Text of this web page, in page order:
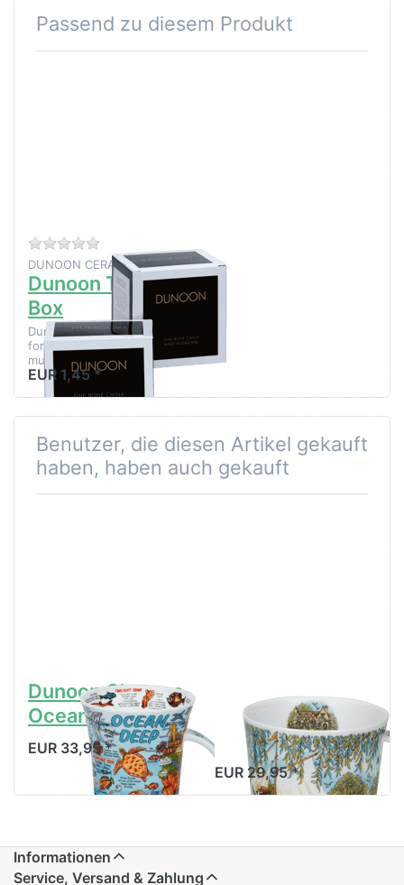
Passend zu diesem Produkt
Zu diesem Produkt liegen noch keine Bewertungen
DUNOON CERAMICS LTD
Dunoon Tall Gift
Box
Dunoon Tall Gift Box Ideal
for Glencoe and Henley
mug shapes
EUR 1,45 *
Benutzer, die diesen Artikel gekauft
haben, haben auch gekauft
Dunoon Glencoe
Ocean Deep
EUR 33,95 *
Dunoon Lomond
Woodland Tales
Boat
EUR 29,95 *
Informationen
Service, Versand & Zahlung